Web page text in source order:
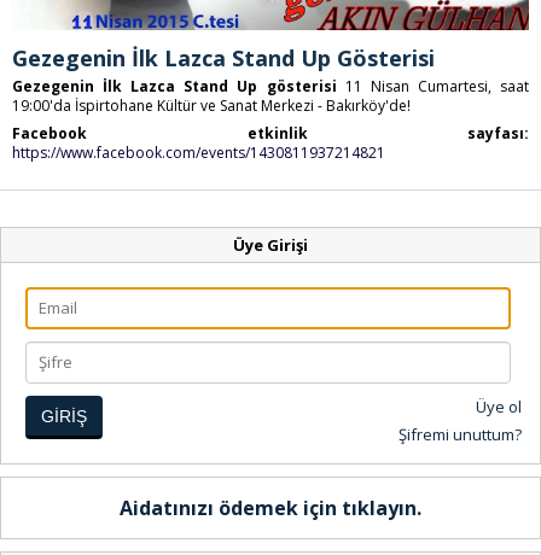
Gezegenin İlk Lazca Stand Up Gösterisi
Gezegenin İlk Lazca Stand Up gösterisi 11 Nisan Cumartesi, saat
19:00'da İspirtohane Kültür ve Sanat Merkezi - Bakırköy'de!
Facebook etkinlik sayfası:
https://www.facebook.com/events/1430811937214821
Üye Girişi
GİRİŞ
Üye ol
Şifremi unuttum?
Aidatınızı ödemek için tıklayın.